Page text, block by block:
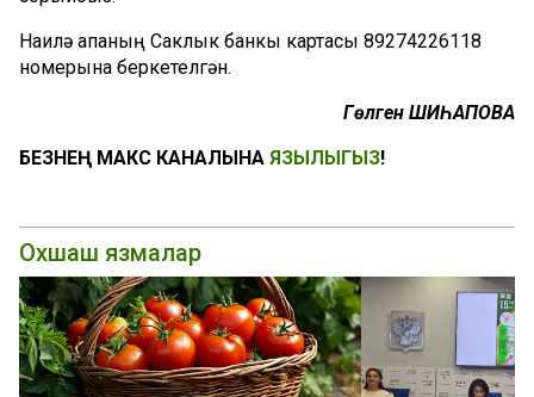
Наилә апаның Саклык банкы картасы 89274226118
номерына беркетелгән.
Гөлгенә ШИҺАПОВА
БЕЗНЕҢ МАКС КАНАЛЫНА ЯЗЫЛЫГЫЗ!
Охшаш язмалар